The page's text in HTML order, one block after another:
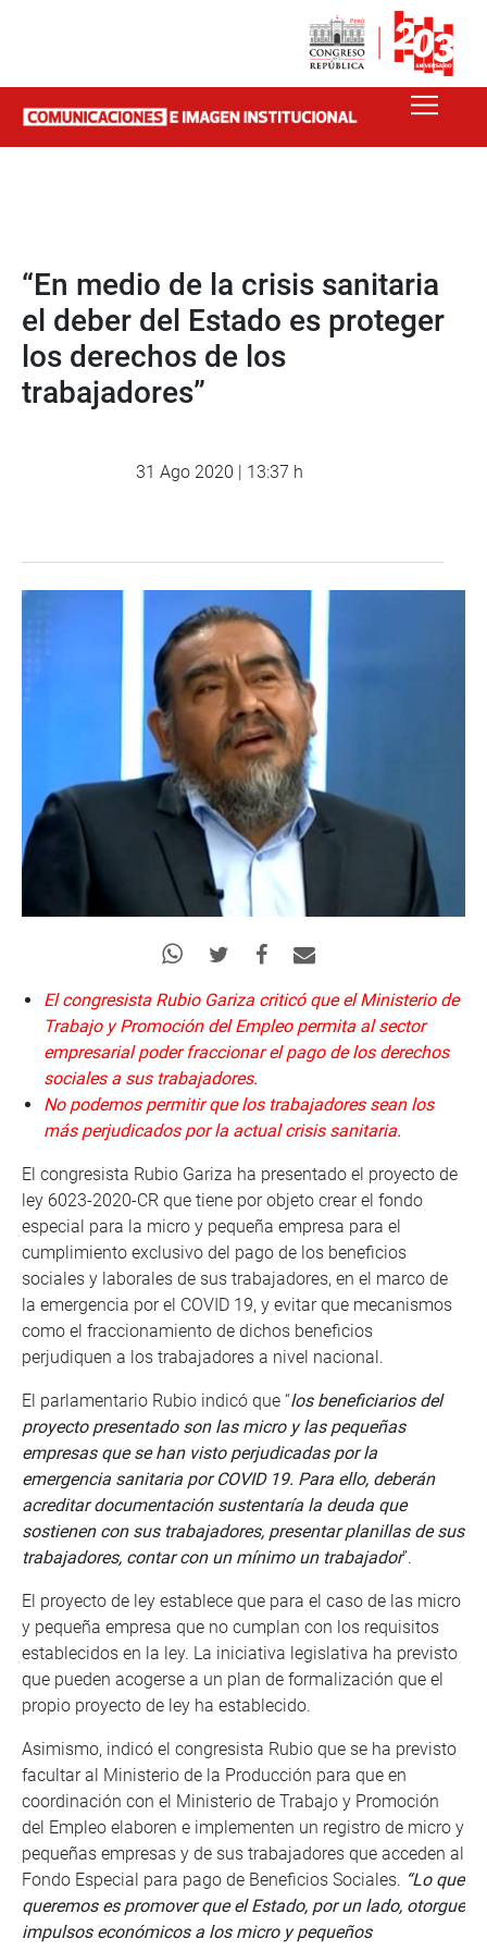
“En medio de la crisis sanitaria
el deber del Estado es proteger
los derechos de los
trabajadores”
31 Ago 2020 | 13:37 h
El congresista Rubio Gariza criticó que el Ministerio de
Trabajo y Promoción del Empleo permita al sector
empresarial poder fraccionar el pago de los derechos
sociales a sus trabajadores.
No podemos permitir que los trabajadores sean los
más perjudicados por la actual crisis sanitaria.
El congresista Rubio Gariza ha presentado el proyecto de
ley 6023-2020-CR que tiene por objeto crear el fondo
especial para la micro y pequeña empresa para el
cumplimiento exclusivo del pago de los beneficios
sociales y laborales de sus trabajadores, en el marco de
la emergencia por el COVID 19, y evitar que mecanismos
como el fraccionamiento de dichos beneficios
perjudiquen a los trabajadores a nivel nacional.
El parlamentario Rubio indicó que “los beneficiarios del
proyecto presentado son las micro y las pequeñas
empresas que se han visto perjudicadas por la
emergencia sanitaria por COVID 19. Para ello, deberán
acreditar documentación sustentaría la deuda que
sostienen con sus trabajadores, presentar planillas de sus
trabajadores, contar con un mínimo un trabajador”.
El proyecto de ley establece que para el caso de las micro
y pequeña empresa que no cumplan con los requisitos
establecidos en la ley. La iniciativa legislativa ha previsto
que pueden acogerse a un plan de formalización que el
propio proyecto de ley ha establecido.
Asimismo, indicó el congresista Rubio que se ha previsto
facultar al Ministerio de la Producción para que en
coordinación con el Ministerio de Trabajo y Promoción
del Empleo elaboren e implementen un registro de micro y
pequeñas empresas y de sus trabajadores que acceden al
Fondo Especial para pago de Beneficios Sociales. “Lo que
queremos es promover que el Estado, por un lado, otorgue
impulsos económicos a los micro y pequeños